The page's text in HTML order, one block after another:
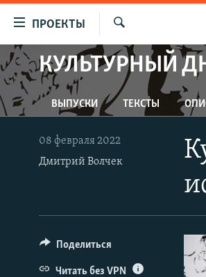
упрощенного
доступа
Вернуться
к
основному
содержанию
Вернутся
ПРОЕКТЫ
ПРОГРАММЫ
ПОДКАСТЫ
АВТОРСКИЕ ПРОЕКТЫ
ЦИТАТЫ СВОБОДЫ
МНЕНИЯ
IDEL.РЕАЛИИ
КАВКАЗ.РЕАЛИИ
СЕВЕР.РЕАЛИИ
Искать
КУЛЬТУРНЫЙ
ВЫПУСКИ ТЕКСТЫ
08 февраля 2022
Дмитрий Волчек
Поделиться
Читать без VPN